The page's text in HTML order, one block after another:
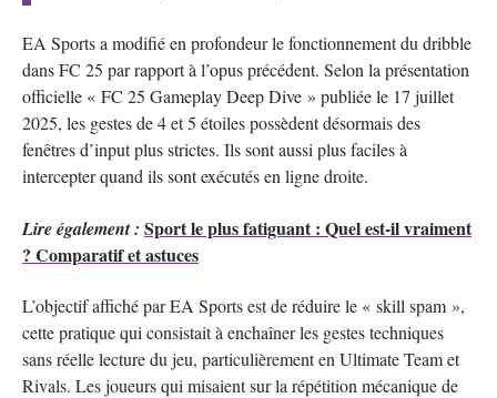
EA Sports a modifié en profondeur le fonctionnement du dribble
dans FC 25 par rapport à l’opus précédent. Selon la présentation
officielle « FC 25 Gameplay Deep Dive » publiée le 17 juillet
2025, les gestes de 4 et 5 étoiles possèdent désormais des
fenêtres d’input plus strictes. Ils sont aussi plus faciles à
intercepter quand ils sont exécutés en ligne droite.
Lire également : Sport le plus fatiguant : Quel est-il vraiment
? Comparatif et astuces
L’objectif affiché par EA Sports est de réduire le « skill spam »,
cette pratique qui consistait à enchaîner les gestes techniques
sans réelle lecture du jeu, particulièrement en Ultimate Team et
Rivals. Les joueurs qui misaient sur la répétition mécanique de